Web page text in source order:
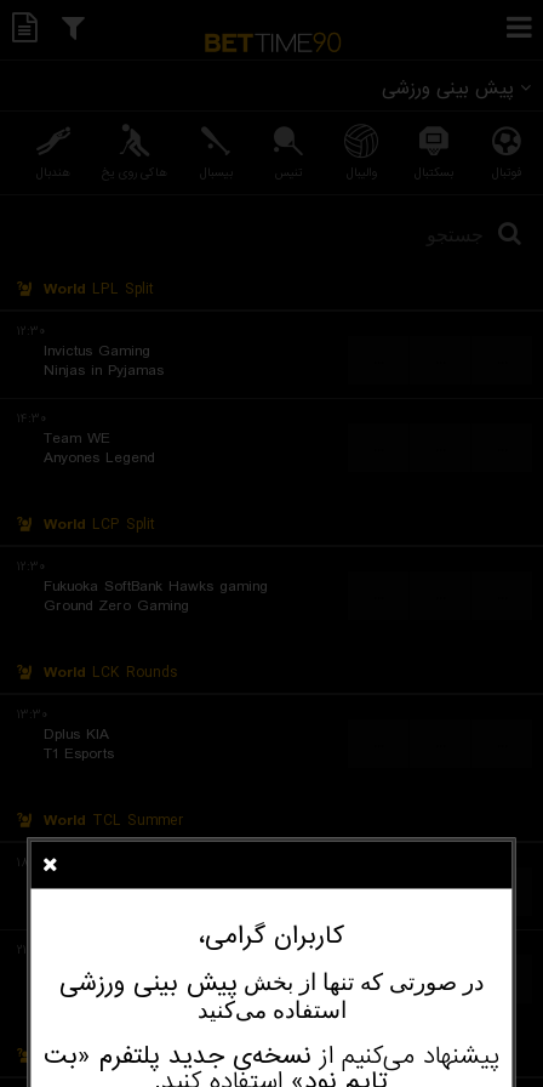
پیش بینی ورزشی
فوتبال بسکتبال والیبال تنیس بیسبال هاکی روی یخ هندبال
World LPL Split
۱۲:۳۰
Invictus Gaming
Ninjas in Pyjamas
۱۴:۳۰
Team WE
Anyones Legend
World LCP Split
۱۲:۳۰
Fukuoka SoftBank Hawks gaming
Ground Zero Gaming
World LCK Rounds
۱۳:۳۰
Dplus KIA
T1 Esports
World TCL Summer
۱۸:۰۰
Dark Passage
... ... ...
۲۱:۰۰
BoostGate Espor
SU Esports
... ...
WorldPRM 1st Division Summer
کاربران گرامی،
در صورتی که تنها از بخش پیش‌ بینی ورزشی
استفاده می‌کنید
پیشنهاد می‌کنیم از نسخه‌ی جدید پلتفرم «بت‌